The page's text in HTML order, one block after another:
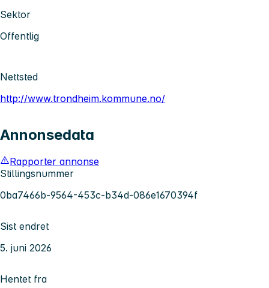
Sektor
Offentlig
Nettsted
http://www.trondheim.kommune.no/
Annonsedata
Rapporter annonse
Stillingsnummer
0ba7466b-9564-453c-b34d-086e1670394f
Sist endret
5. juni 2026
Hentet fra